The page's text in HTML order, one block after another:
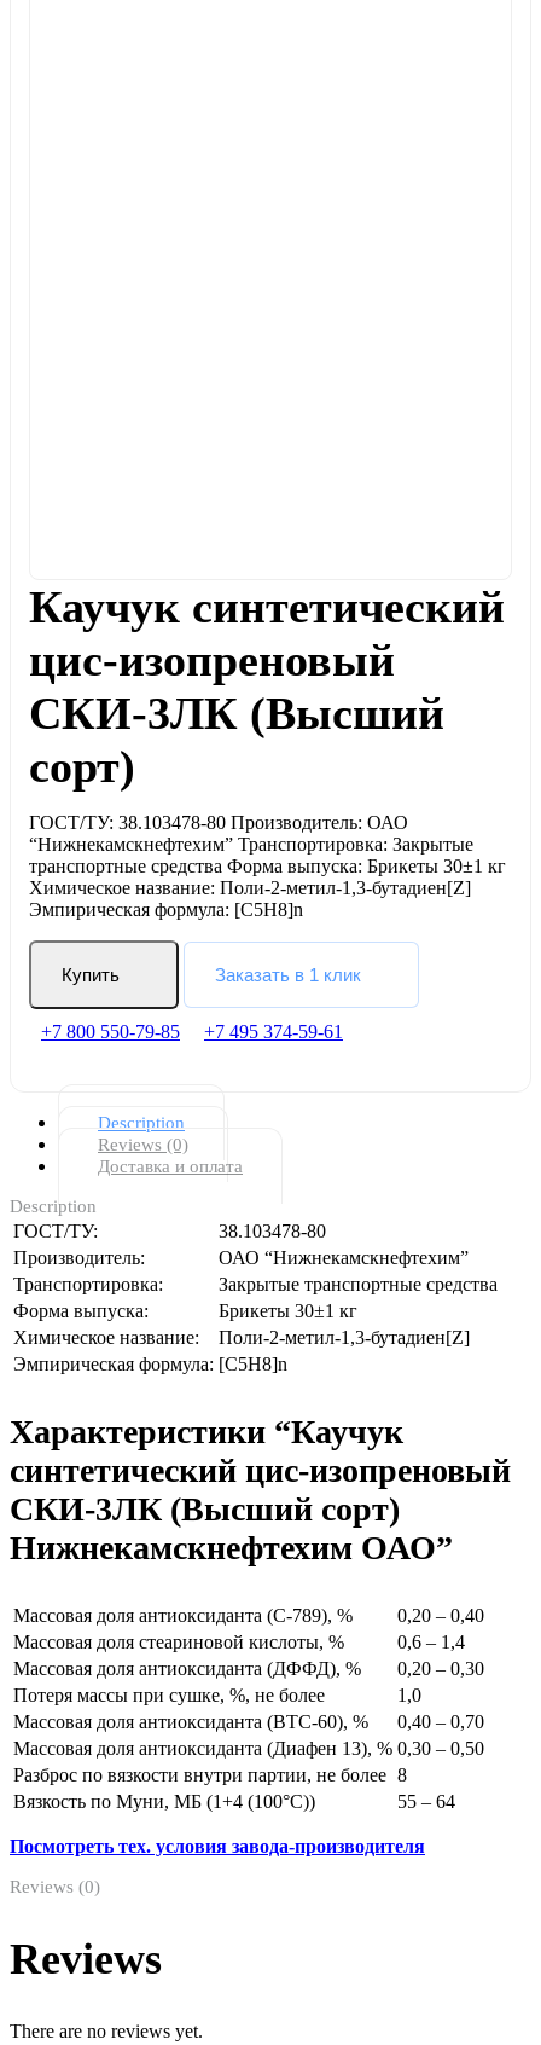
Каучук cинтeтический
цис-изопреновый
СКИ-3ЛК (Высший
сорт)
ГОСТ/ТУ: 38.103478-80 Производитель: ОАО
“Нижнекамскнефтехим” Транспортировка: Закрытые
транспортные средства Форма выпуска: Брикеты 30±1 кг
Химическое название: Поли-2-метил-1,3-бутадиен[Z]
Эмпирическая формула: [C5H8]n
Купить Заказать в 1 клик
+7 800 550-79-85 +7 495 374-59-61
Description
Reviews (0)
Доставка и оплата
Description
ГОСТ/ТУ:
38.103478-80
Производитель:
ОАО “Нижнекамскнефтехим”
Транспортировка:
Закрытые транспортные средства
Форма выпуска:
Брикеты 30±1 кг
Химическое название:
Поли-2-метил-1,3-бутадиен[Z]
Эмпирическая формула: [C5H8]n
Характеристики “Каучук
cинтeтический цис-изопреновый
СКИ-3ЛК (Высший сорт)
Нижнекамскнефтехим ОАО”
Массовая доля антиоксиданта (С-789), %
0,20 – 0,40
Массовая доля стеариновой кислоты, %
0,6 – 1,4
Массовая доля антиоксиданта (ДФФД), %
0,20 – 0,30
Потеря массы при сушке, %, не более
1,0
Массовая доля антиоксиданта (ВТС-60), %
0,40 – 0,70
Массовая доля антиоксиданта (Диафен 13), % 0,30 – 0,50
Разброс по вязкости внутри партии, не более 8
Вязкость по Муни, МБ (1+4 (100°С))
55 – 64
Посмотреть тех. условия завода-производителя
Reviews (0)
Reviews
There are no reviews yet.